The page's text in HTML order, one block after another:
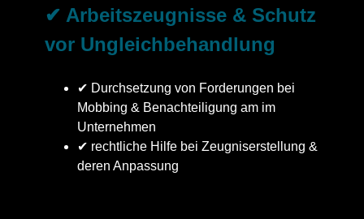
✔ Arbeitszeugnisse & Schutz
vor Ungleichbehandlung
✔ Durchsetzung von Forderungen bei
Mobbing & Benachteiligung am im
Unternehmen
✔ rechtliche Hilfe bei Zeugniserstellung &
deren Anpassung